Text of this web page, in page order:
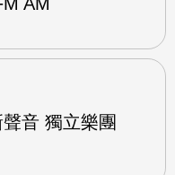
音 獨立樂團